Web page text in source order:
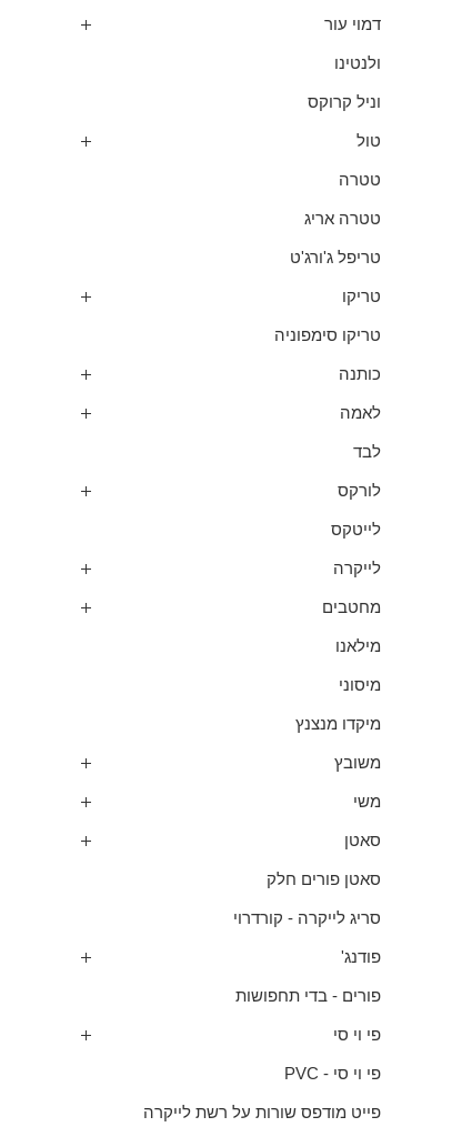
דמוי עור
ולנטינו
וניל קרוקס
טול
טטרה
טטרה אריג
טריפל ג'ורג'ט
טריקו
טריקו סימפוניה
כותנה
לאמה
לבד
לורקס
לייטקס
לייקרה
מחטבים
מילאנו
מיסוני
מיקדו מנצנץ
משובץ
משי
סאטן
סאטן פורים חלק
סריג לייקרה - קורדרוי
פודנג'
פורים - בדי תחפושות
פי וי סי
פי וי סי - PVC
פייט מודפס שורות על רשת לייקרה